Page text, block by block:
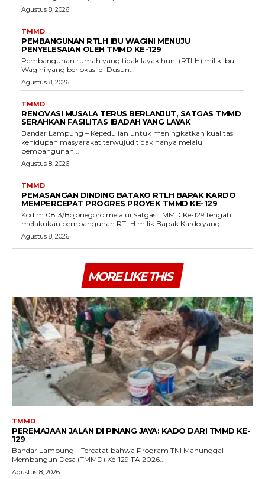
Agustus 8, 2026
TMMD
PEMBANGUNAN RTLH IBU WAGINI MENUJU
PENYELESAIAN OLEH TMMD KE-129
Pembangunan rumah yang tidak layak huni (RTLH) milik Ibu
Wagini yang berlokasi di Dusun...
Agustus 8, 2026
TMMD
RENOVASI MUSALA TERUS BERLANJUT, SATGAS TMMD
SERAHKAN FASILITAS IBADAH YANG LAYAK
Bandar Lampung – Kepedulian untuk meningkatkan kualitas
kehidupan masyarakat terwujud tidak hanya melalui
pembangunan...
Agustus 8, 2026
TMMD
PEMASANGAN DINDING BATAKO RTLH BAPAK KARDO
MEMPERCEPAT PROGRES PROYEK TMMD KE-129
Kodim 0813/Bojonegoro melalui Satgas TMMD Ke-129 tengah
melakukan pembangunan RTLH milik Bapak Kardo yang...
Agustus 8, 2026
MORE LIKE THIS
TMMD
PEREMAJAAN JALAN DI PINANG JAYA: KADO DARI TMMD KE-
129
Bandar Lampung – Tercatat bahwa Program TNI Manunggal
Membangun Desa (TMMD) Ke-129 TA 2026...
Agustus 8, 2026